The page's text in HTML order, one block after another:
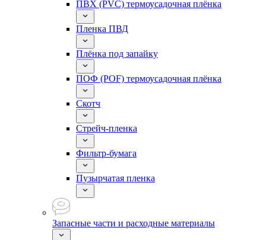
ПВХ (PVC) термоусадочная плёнка
Пленка ПВД
Плёнка под запайку
ПОФ (POF) термоусадочная плёнка
Скотч
Стрейч-пленка
Фильтр-бумага
Пузырчатая пленка
Запасные части и расходные материалы